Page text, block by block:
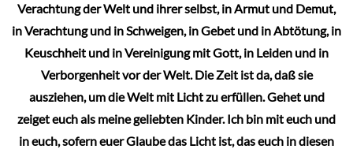
Verachtung der Welt und ihrer selbst, in Armut und Demut,
in Verachtung und in Schweigen, in Gebet und in Abtötung, in
Keuschheit und in Vereinigung mit Gott, in Leiden und in
Verborgenheit vor der Welt. Die Zeit ist da, daß sie
ausziehen, um die Welt mit Licht zu erfüllen. Gehet und
zeiget euch als meine geliebten Kinder. Ich bin mit euch und
in euch, sofern euer Glaube das Licht ist, das euch in diesen